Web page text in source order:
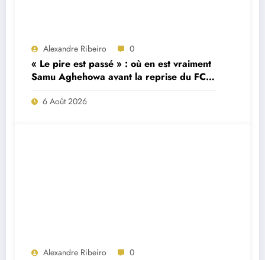
Alexandre Ribeiro 0
« Le pire est passé » : où en est vraiment
Samu Aghehowa avant la reprise du FC
Porto ?
6 Août 2026
Alexandre Ribeiro 0